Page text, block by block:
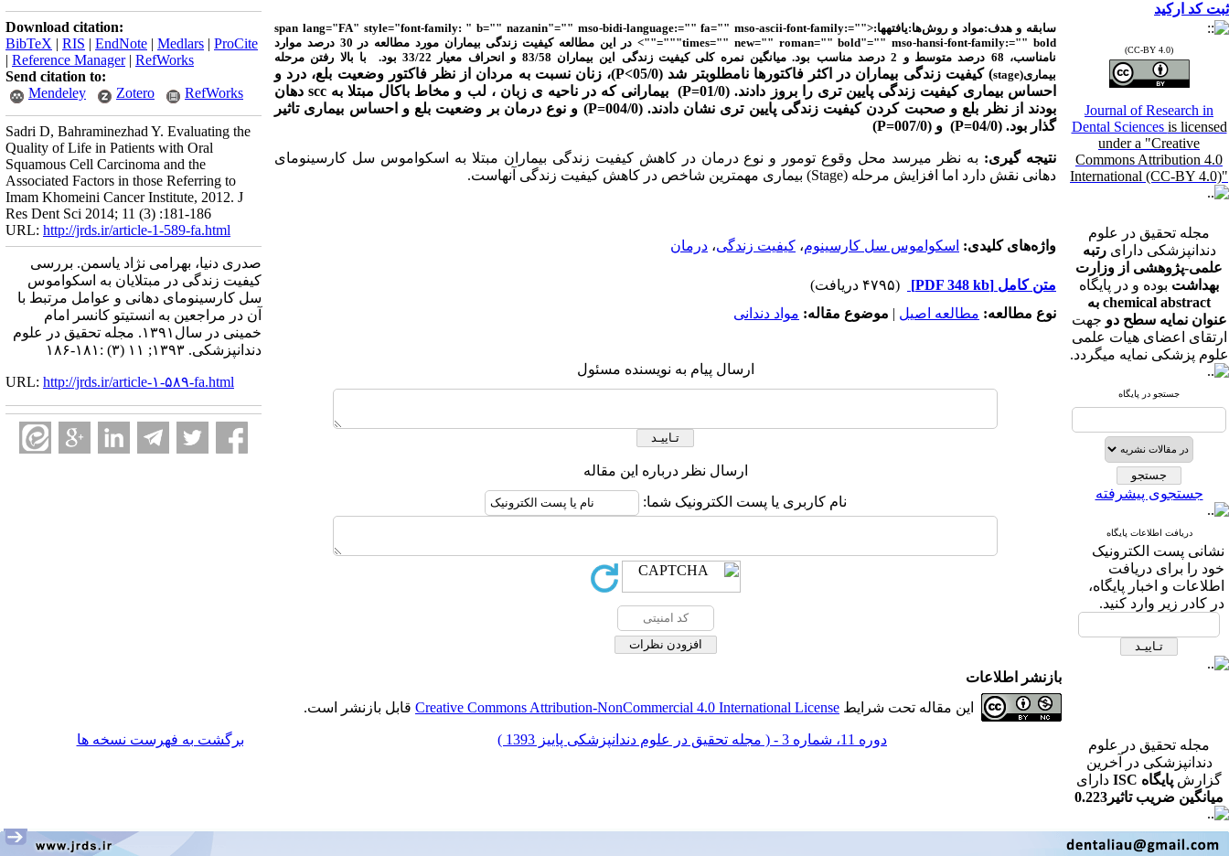
ثبت کد ارکید
(CC-BY 4.0)
Journal of Research in
Dental Sciences is licensed
under a "Creative
Commons Attribution 4.0
International (CC-BY 4.0)"
مجله تحقیق در علوم
دندانپزشکی دارایرتبه
علمی-پژوهشی از وزارت
بهداشت بوده و در پایگاه
chemical abstract به
عنوان نمایه سطح دو جهت
ارتقای اعضای هیات علمی
علوم پزشکی نمایه میگردد.
جستجو در پایگاه
جستجوی پیشرفته
دریافت اطلاعات پایگاه
نشانی پست الکترونیک
خود را برای دریافت
اطلاعات و اخبار پایگاه،
در کادر زیر وارد کنید.
مجله تحقیق در علوم
دندانپزشکی در آخرین
گزارش پایگاه ISC
دارای
میانگین ضریب تاثیر0.223
در رشته دندانپزشکی می
سابقه و هدف:مواد و روش‌ها:یافته­ها: <span lang="FA" style="font-family: " b="" nazanin"="" mso-bidi-language:="" fa="" mso-ascii-font-family:=""
"times="" new="" roman="" bold"="" mso-hansi-font-family:="" bold""="">
در این مطالعه کیفیت زندگی بیماران مورد مطالعه در 30 درصد موارد
نامناسب، 68 درصد متوسط و 2 درصد مناسب بود.
میانگین نمره کلی کیفیت زندگی این بیماران 83/58 و انحراف معیار 33/22 بود .
با بالا رفتن مرحله
بیماری(stage
) کیفیت زندگی بیماران در اکثر فاکتورها نامطلوب­تر شد (05/0 >
(P، زنان نسبت به مردان از نظر فاکتور وضعیت بلع، درد و
احساس بیماری کیفیت زندگی پایین تری را بروز دادند.
(01/0=
P
) بیمارانی که در ناحیه ی زبان ، لب و مخاط باکال مبتلا به sccدهان
بودند از نظر بلع و صحبت کردن کیفیت زندگی پایین تری نشان دادند. (004/0=
P) و نوع درمان بر وضعیت بلع و احساس بیماری تاثیر
گذار بود. (04/0=
P
) و (007/0= P
)
نتیجه گیری: به نظر میرسد محل وقوع تومور و نوع درمان در کاهش کیفیت زندگی بیماران مبتلا به
اسکواموس سل کارسینومای
دهانی نقش دارد اما افزایش مرحله (Stage
) بیماری مهمترین شاخص در کاهش کیفیت زندگی آنهاست.
واژه‌های کلیدی: اسکواموس سل کارسینوم، کیفیت زندگی، درمان
متن کامل [PDF 348 kb]
(۴۷۹۵ دریافت)
نوع مطالعه: مطالعه اصیل | موضوع مقاله: مواد دندانی
ارسال پیام به نویسنده مسئول
ارسال نظر درباره این مقاله
نام کاربری یا پست الکترونیک شما:
Download citation:
BibTeX | RIS | EndNote | Medlars | ProCite
| Reference Manager| RefWorks
Send citation to:
Mendeley
Zotero RefWorks
Sadri D, Bahraminezhad Y. Evaluating the
Quality of Life in Patients with Oral
Squamous Cell Carcinoma and the
Associated Factors in those Referring to
Imam Khomeini Cancer Institute, 2012. J
Res Dent Sci 2014; 11 (3) :181-186
URL: http://jrds.ir/article-1-589-fa.html
صدری دنیا، بهرامی نژاد یاسمن. بررسی
کیفیت زندگی در مبتلایان به اسکواموس
سل کارسینومای دهانی و عوامل مرتبط با
آن در مراجعین به انستیتو کانسر امام
خمینی در سال۱۳۹۱. مجله تحقیق در علوم
دندانپزشکی. ۱۳۹۳; ۱۱ (۳) :۱۸۱-۱۸۶
URL: http://jrds.ir/article-۱-۵۸۹-fa.html
بازنشر اطلاعات
این مقاله تحت شرایط Creative Commons Attribution-NonCommercial 4.0 International License قابل بازنشر است.
دوره 11، شماره 3 - ( مجله تحقیق در علوم دندانپزشکی پاییز 1393 ) برگشت به فهرست نسخه ها